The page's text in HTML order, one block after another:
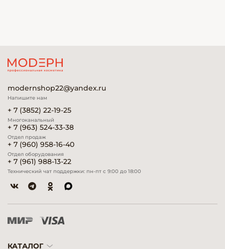
modernshop22@yandex.ru
Напишите нам
+ 7 (3852) 22-19-25
Многоканальный
+ 7 (963) 524-33-38
Отдел продаж
+ 7 (960) 958-16-40
Отдел оборудования
+ 7 (961) 988-13-22
Технический чат поддержки: пн-пт с 9:00 до 18:00
КАТАЛОГ